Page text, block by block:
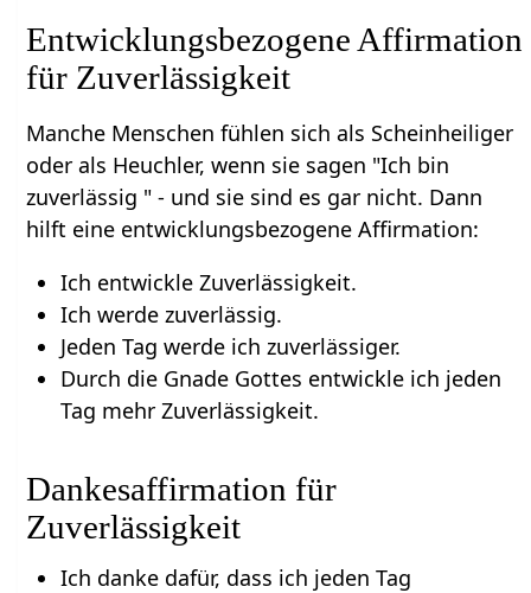
Entwicklungsbezogene Affirmation
für Zuverlässigkeit
Manche Menschen fühlen sich als Scheinheiliger
oder als Heuchler, wenn sie sagen "Ich bin
zuverlässig " - und sie sind es gar nicht. Dann
hilft eine entwicklungsbezogene Affirmation:
Ich entwickle Zuverlässigkeit.
Ich werde zuverlässig.
Jeden Tag werde ich zuverlässiger.
Durch die Gnade Gottes entwickle ich jeden
Tag mehr Zuverlässigkeit.
Dankesaffirmation für
Zuverlässigkeit
Ich danke dafür, dass ich jeden Tag